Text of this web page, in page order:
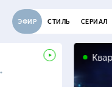
ЭФИР СТИЛЬ СЕРИАЛ